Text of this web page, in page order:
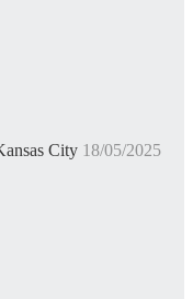
18/05/2025